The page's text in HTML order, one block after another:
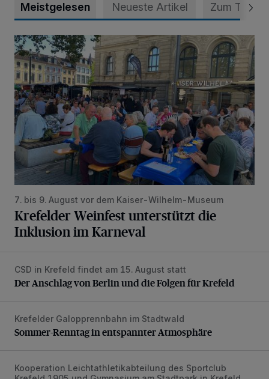
Meistgelesen Neueste Artikel Zum Thema
Krefelder Weinfest unterstützt die Inklusion im Karneval
7. bis 9. August vor dem Kaiser-Wilhelm-Museum
Krefelder Weinfest unterstützt die
Inklusion im Karneval
Der Anschlag von Berlin und die Folgen für Krefeld
CSD in Krefeld findet am 15. August statt
Der Anschlag von Berlin und die Folgen für Krefeld
Sommer-Renntag in entspannter Atmosphäre
Krefelder Galopprennbahn im Stadtwald
Sommer-Renntag in entspannter Atmosphäre
Beste Bedingungen für den Schulsport
Kooperation Leichtathletikabteilung des Sportclub